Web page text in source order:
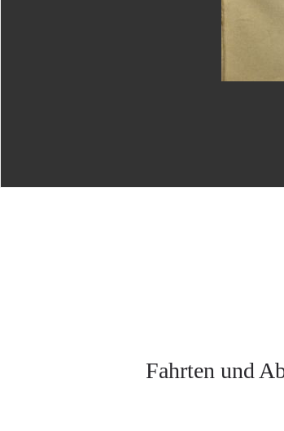
Fahrten und